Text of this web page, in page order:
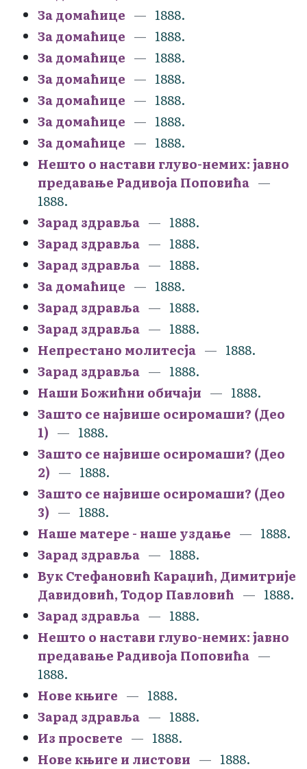
За домаћице
1888.
За домаћице
1888.
За домаћице
1888.
За домаћице
1888.
За домаћице
1888.
За домаћице
1888.
За домаћице
1888.
Нешто о настави глуво-немих: јавно
предавање Радивоја Поповића
1888.
Зарад здравља
1888.
Зарад здравља
1888.
Зарад здравља
1888.
За домаћице
1888.
Зарад здравља
1888.
Зарад здравља
1888.
Непрестано молитесја
1888.
Зарад здравља
1888.
Наши Божићни обичаји
1888.
Зашто се највише осиромаши? (Део
1)
1888.
Зашто се највише осиромаши? (Део
2)
1888.
Зашто се највише осиромаши? (Део
3)
1888.
Наше матере - наше уздање
1888.
Зарад здравља
1888.
Вук Стефановић Караџић, Димитрије
Давидовић, Тодор Павловић
1888.
Зарад здравља
1888.
Нешто о настави глуво-немих: јавно
предавање Радивоја Поповића
1888.
Нове књиге
1888.
Зарад здравља
1888.
Из просвете
1888.
Нове књиге и листови
1888.